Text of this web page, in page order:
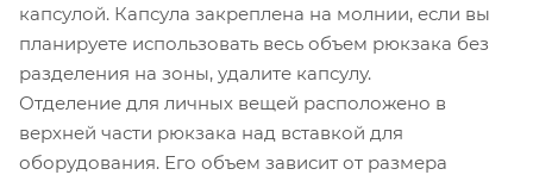
капсулой. Капсула закреплена на молнии, если вы
планируете использовать весь объем рюкзака без
разделения на зоны, удалите капсулу.
Отделение для личных вещей расположено в
верхней части рюкзака над вставкой для
оборудования. Его объем зависит от размера